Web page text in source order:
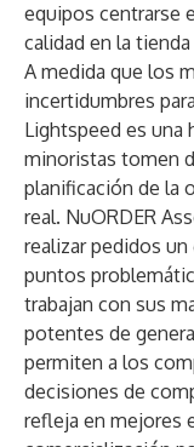
equipos centrarse
calidad en la
A medida que los
incertidumbres
Lightspeed es una
minoristas tomen
planificación de la
real. NuORDER
realizar pedidos
puntos
trabajan con sus
potentes de
permiten a los
decisiones de
refleja en mejores